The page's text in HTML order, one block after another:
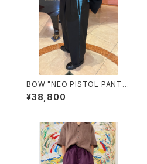
BOW "NEO PISTOL PANTS
HAND STITCH"(BLACK)
¥38,800